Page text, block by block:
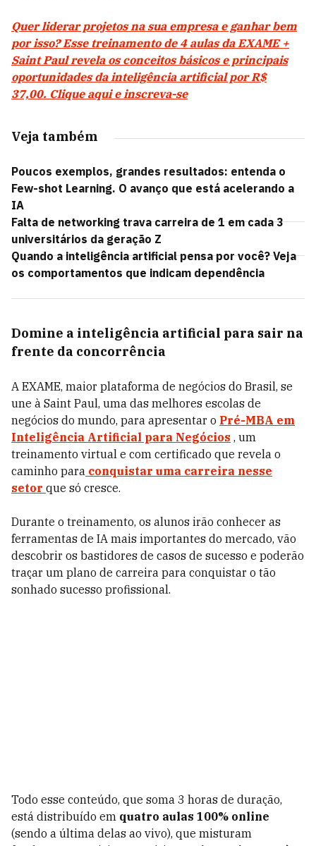
Quer liderar projetos na sua empresa e ganhar bem
por isso? Esse treinamento de 4 aulas da EXAME +
Saint Paul revela os conceitos básicos e principais
oportunidades da inteligência artificial por R$
37,00. Clique aqui e inscreva-se
Veja também
Poucos exemplos, grandes resultados: entenda o
Few-shot Learning. O avanço que está acelerando a
IA
Falta de networking trava carreira de 1 em cada 3
universitários da geração Z
Quando a inteligência artificial pensa por você? Veja
os comportamentos que indicam dependência
Domine a inteligência artificial para sair na
frente da concorrência
A EXAME, maior plataforma de negócios do Brasil, se
une à Saint Paul, uma das melhores escolas de
negócios do mundo, para apresentar o Pré-MBA em
Inteligência Artificial para Negócios , um
treinamento virtual e com certificado que revela o
caminho para conquistar uma carreira nesse
setor que só cresce.
Durante o treinamento, os alunos irão conhecer as
ferramentas de IA mais importantes do mercado, vão
descobrir os bastidores de casos de sucesso e poderão
traçar um plano de carreira para conquistar o tão
sonhado sucesso profissional.
Todo esse conteúdo, que soma 3 horas de duração,
está distribuído em quatro aulas 100% online
(sendo a última delas ao vivo), que misturam